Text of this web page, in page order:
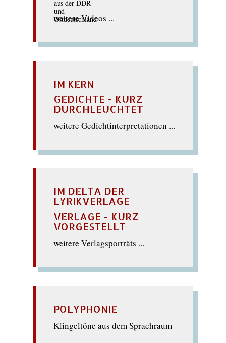
weitere Videos ...
IM KERN
GEDICHTE - KURZ
DURCHLEUCHTET
weitere Gedichtinterpretationen ...
IM DELTA DER
LYRIKVERLAGE
VERLAGE - KURZ
VORGESTELLT
weitere Verlagsporträts ...
POLYPHONIE
Klingeltöne aus dem Sprachraum